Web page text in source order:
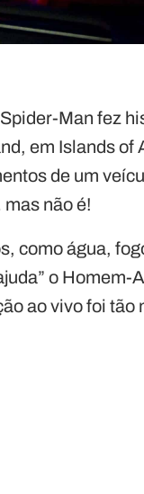
Man fez
em Islands of
de um
não é!
como água,
o Homem-
ao vivo foi tão